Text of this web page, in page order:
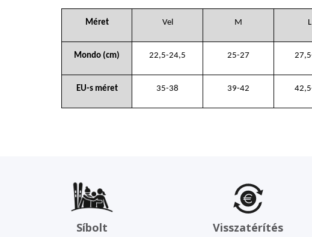
Méret Vel M L
Mondo (cm) 22,5-24,5 25-27
EU-s méret 35-38 39-42
Síbolt Visszatérítés